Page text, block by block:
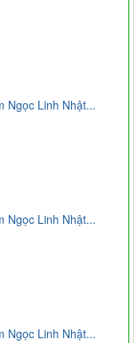
Ngọc Linh Nhật...
Ngọc Linh Nhật...
Ngọc Linh Nhật...